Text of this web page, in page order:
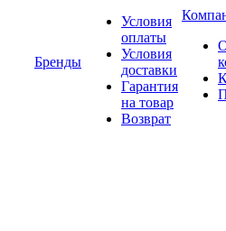
Бренды
Условия
оплаты
Условия
доставки
Гарантия
на товар
Возврат